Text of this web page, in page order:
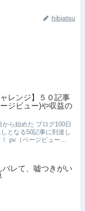
hibiatsu
ャレンジ】５０記事
ジビュー)や収益の
ら始めた ブログ100日
となる50記事に到達し
pv（ページビュー...
バレて、嘘つきがい